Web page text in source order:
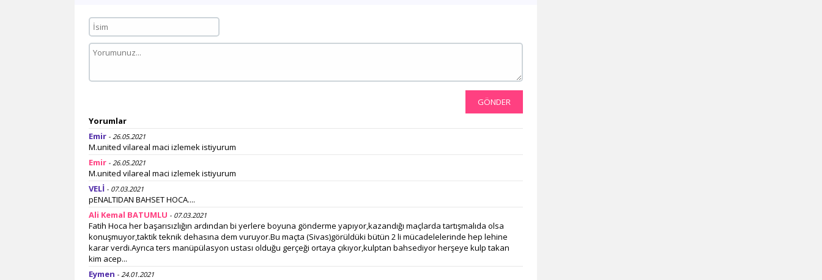
Tv 52
SAT7 Türk
Aksu Tv
tvDen
Sun Tv
GÖNDER
Yorumlar
Emir- 26.05.2021
M.united vilareal maci izlemek istiyurum
Emir- 26.05.2021
M.united vilareal maci izlemek istiyurum
VELİ - 07.03.2021
pENALTIDAN BAHSET HOCA....
Ali Kemal BATUMLU - 07.03.2021
Fatih Hoca her başarısızlığın ardından bi yerlere boyuna gönderme yapıyor,kazandığı maçlarda tartışmalıda olsa
konuşmuyor,taktik teknik dehasına dem vuruyor.Bu maçta (Sivas)görüldüki bütün 2 li mücadelelerinde hep lehine
karar verdi.Ayrıca ters manüpülasyon ustası olduğu gerçeği ortaya çıkıyor,kulptan bahsediyor herşeye kulp takan
kim acep...
Eymen - 24.01.2021